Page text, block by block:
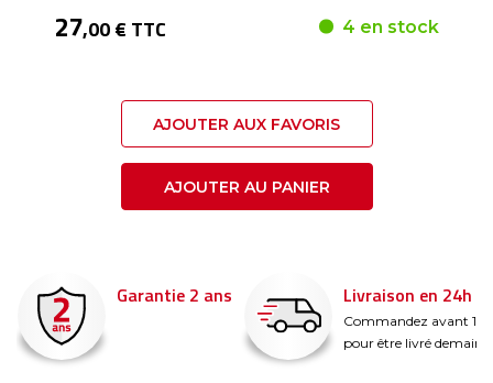
27,00 € TTC 4 en stock
AJOUTER AUX FAVORIS
AJOUTER AU PANIER
Garantie 2 ans Livraison en 24h
Commandez avant 14h
pour être livré demain !